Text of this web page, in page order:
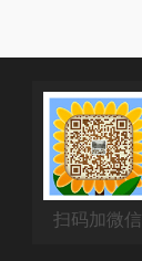
扫码加微信